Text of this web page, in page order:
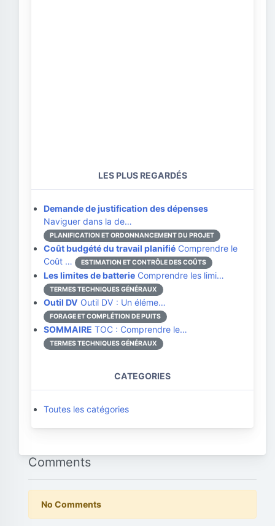
LES PLUS REGARDÉS
Demande de justification des dépenses
Naviguer dans la de…
PLANIFICATION ET ORDONNANCEMENT DU PROJET
Coût budgété du travail planifié Comprendre le
Coût …
ESTIMATION ET CONTRÔLE DES COÛTS
Les limites de batterie Comprendre les limi…
TERMES TECHNIQUES GÉNÉRAUX
Outil DV Outil DV : Un éléme…
FORAGE ET COMPLÉTION DE PUITS
SOMMAIRE TOC : Comprendre le…
TERMES TECHNIQUES GÉNÉRAUX
CATEGORIES
Toutes les catégories
Comments
No Comments